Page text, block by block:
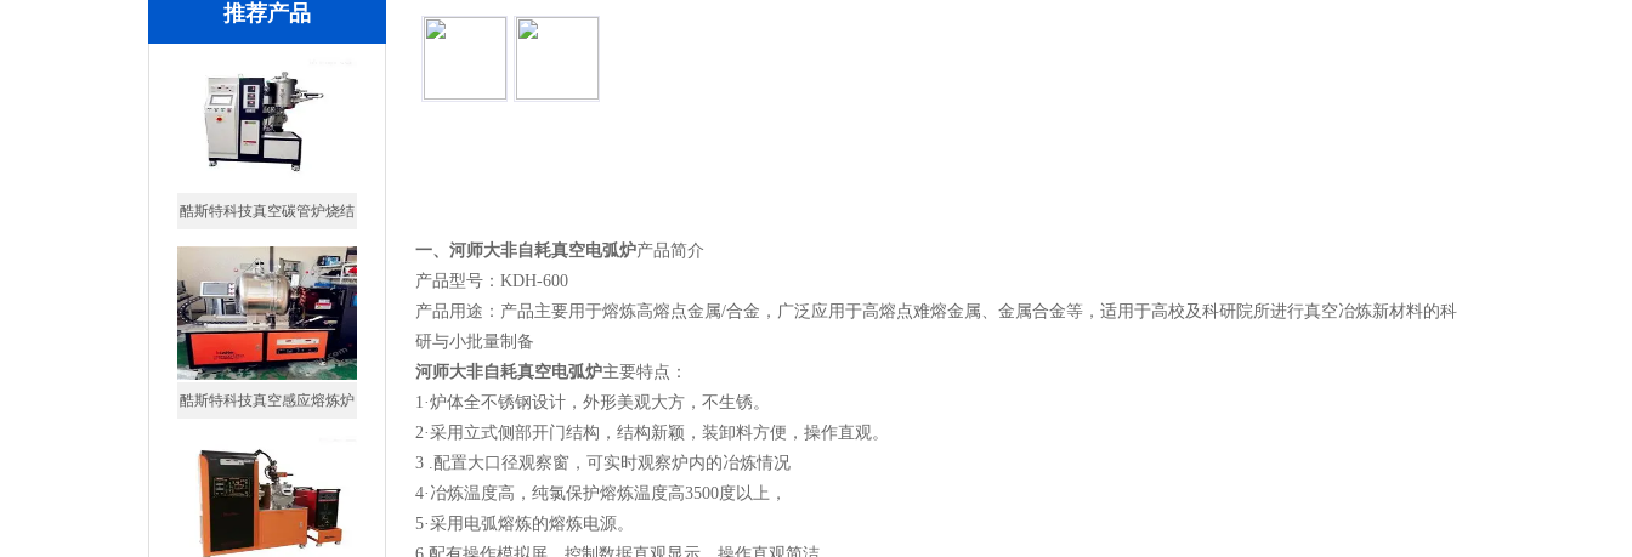
推荐产品
酷斯特科技真空碳管炉烧结
炉 高温烧结炉
酷斯特科技真空感应熔炼炉
一、河师大非自耗真空电弧炉产品简介
产品型号：KDH-600
产品用途：产品主要用于熔炼高熔点金属/合金，广泛应用于高熔点难熔金属、金属合金等，适用于高校及科研院所进行真空冶炼新材料的科
研与小批量制备
河师大非自耗真空电弧炉主要特点：
1·炉体全不锈钢设计，外形美观大方，不生锈。
2·采用立式侧部开门结构，结构新颖，装卸料方便，操作直观。
3 .配置大口径观察窗，可实时观察炉内的冶炼情况
4·冶炼温度高，纯氯保护熔炼温度高3500度以上，
5·采用电弧熔炼的熔炼电源。